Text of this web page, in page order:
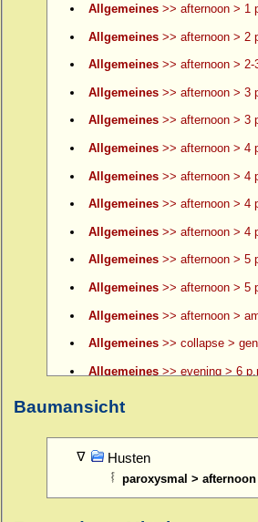
Allgemeines>> afternoon > 1
Allgemeines>> afternoon > 2
Allgemeines>> afternoon > 2-
Allgemeines>> afternoon > 3
Allgemeines>> afternoon > 3
Allgemeines>> afternoon > 4
Allgemeines>> afternoon > 4
Allgemeines>> afternoon > 4
Allgemeines>> afternoon > 4
Allgemeines>> afternoon > 5
Allgemeines>> afternoon > 5
Allgemeines>> afternoon >
Allgemeines>> collapse >
Allgemeines>> evening > 6
Allgemeines
Allgemeines
Allgemeines>> evening > 9
Baumansicht
Husten
paroxysmal >